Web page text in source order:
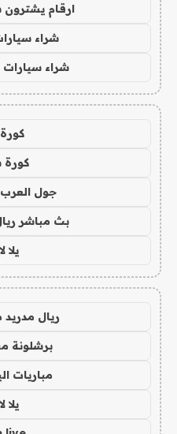
ارقام
شراء
شراء
كورة 365
كورة
جول العرب goalarab
بث مباشر
يلا
ريال مدريد
برشلونة
مباريات
يلا